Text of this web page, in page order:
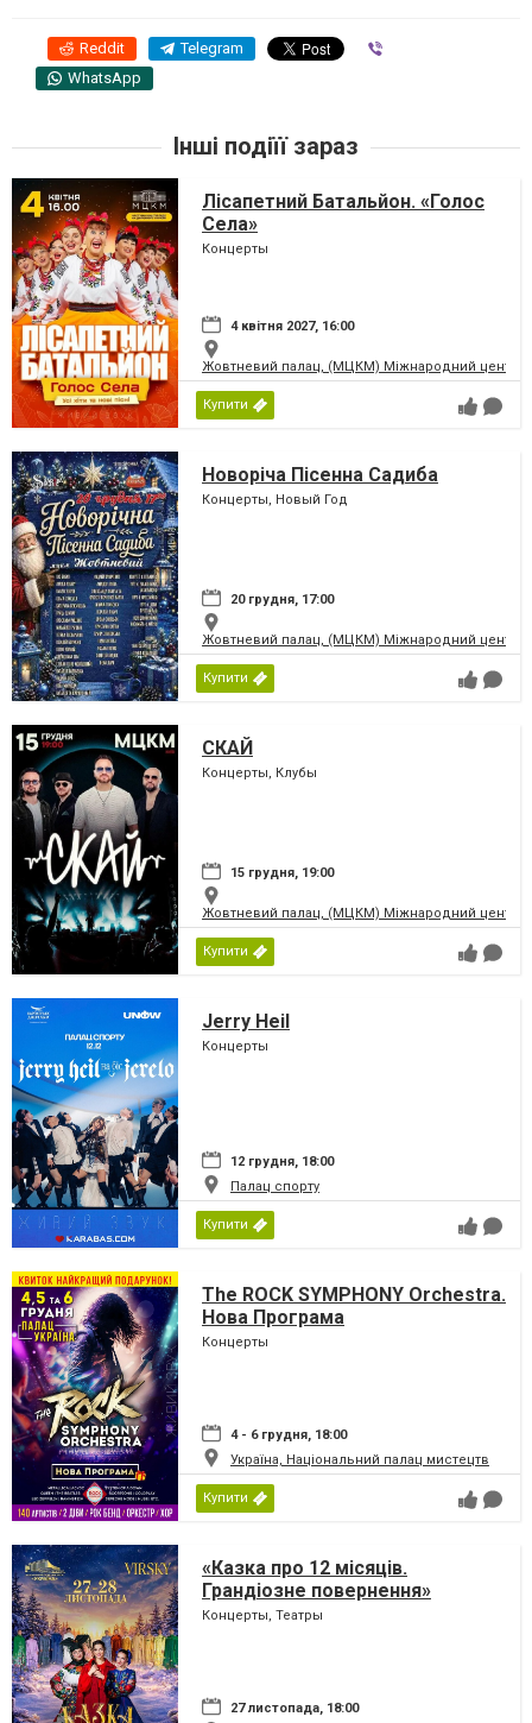
Reddit Telegram
WhatsApp
Інші подіїї зараз
Лісапетний Батальйон. «Голос
Села»
Концерты
4 квітня 2027, 16:00
Жовтневий палац, (МЦКМ) Міжнародний центр
Купити
Новоріча Пісенна Садиба
Концерты, Новый Год
20 грудня, 17:00
Жовтневий палац, (МЦКМ) Міжнародний центр
Купити
СКАЙ
Концерты, Клубы
15 грудня, 19:00
Жовтневий палац, (МЦКМ) Міжнародний центр
Купити
Jerry Heil
Концерты
12 грудня, 18:00
Палац спорту
Купити
The ROCK SYMPHONY Orchestra.
Нова Програма
Концерты
4 - 6 грудня, 18:00
Україна, Національний палац мистецтв
Купити
«Казка про 12 місяців.
Грандіозне повернення»
Концерты, Театры
27 листопада, 18:00